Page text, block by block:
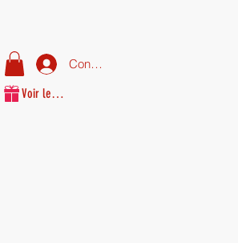
Voir les points
Connexion